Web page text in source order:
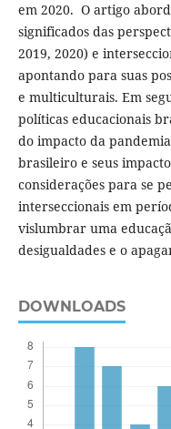
em 2020. O artigo
significados das
2019, 2020) e
apontando para suas
e multiculturais. Em
políticas educacionais
do impacto da
brasileiro e seus
considerações para se
interseccionais em
vislumbrar uma
desigualdades e o
DOWNLOADS